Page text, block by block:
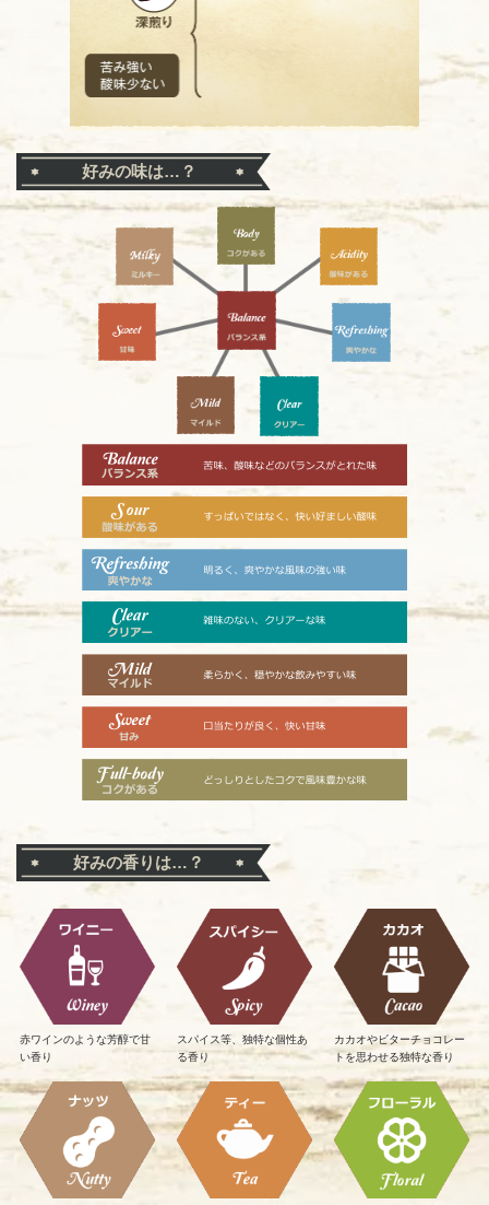
好みの味は…？
好みの香りは…？
赤ワインのような芳醇で甘
い香り
スパイス等、独特な個性あ
る香り
カカオやビターチョコレー
トを思わせる独特な香り